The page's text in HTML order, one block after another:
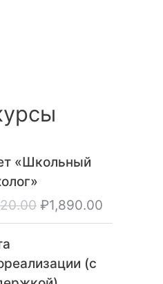
«Школьный
е
в
а
₽1,890.00
(с